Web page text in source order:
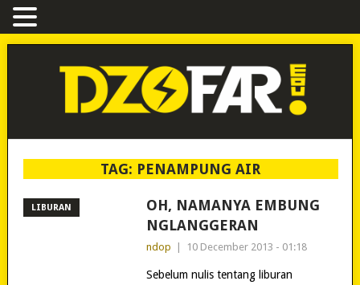
TAG: PENAMPUNG AIR
LIBURAN
OH, NAMANYA EMBUNG
NGLANGGERAN
ndop 10 December 2013 - 01:18
Sebelum nulis tentang liburan